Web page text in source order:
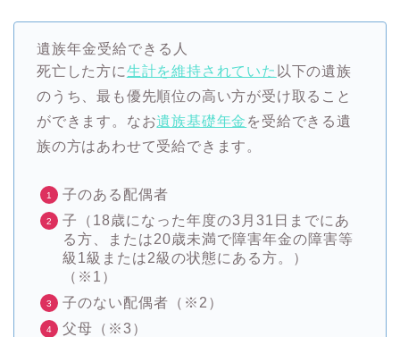
遺族年金受給できる人
死亡した方に生計を維持されていた 以下の遺族
のうち、最も優先順位の高い方が受け取ること
ができます。なお遺族基礎年金 を受給できる遺
族の方はあわせて受給できます。
子のある配偶者
子（18歳になった年度の3月31日までにあ
る方、または20歳未満で障害年金の障害等
級1級または2級の状態にある方。）
（※1）
子のない配偶者（※2）
父母（※3）